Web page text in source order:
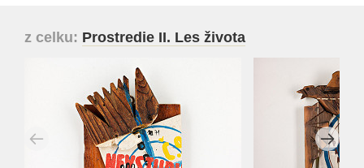
z celku: Prostredie II. Les života